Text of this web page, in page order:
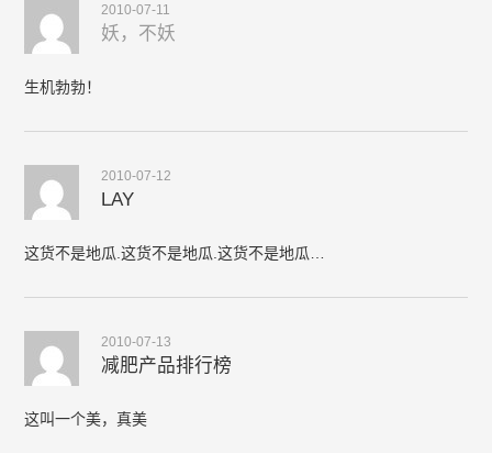
2010-07-11
妖，不妖
生机勃勃！
2010-07-12
LAY
这货不是地瓜.这货不是地瓜.这货不是地瓜…
2010-07-13
减肥产品排行榜
这叫一个美，真美